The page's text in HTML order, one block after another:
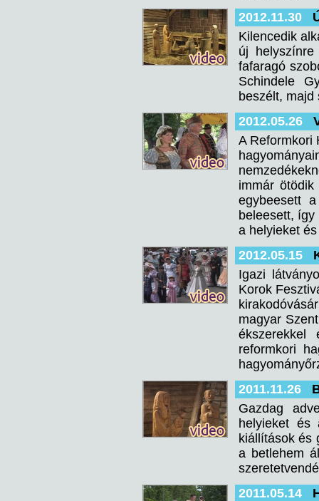
2012.11.30
Kilencedik
új
fafaragó
Schindele
beszélt,
2012.05.26
A Reformkori
immár
egybeesett
beleesett,
a helyieket
2012.05.15
Igazi
Korok
magyar
reformkori
2011.11.26
Gazdag
helyieket és
kiállítások és
a betlehem
2011.05.14